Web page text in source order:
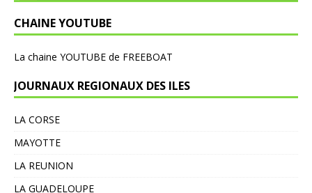
CHAINE YOUTUBE
La chaine YOUTUBE de FREEBOAT
JOURNAUX REGIONAUX DES ILES
LA CORSE
MAYOTTE
LA REUNION
LA GUADELOUPE